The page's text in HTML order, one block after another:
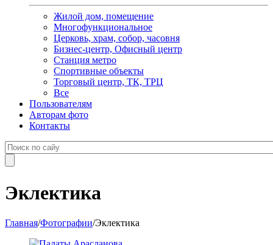
Жилой дом, помещение
Многофункциональное
Церковь, храм, собор, часовня
Бизнес-центр, Офисный центр
Станция метро
Спортивные объекты
Торговый центр, ТК, ТРЦ
Все
Пользователям
Авторам фото
Контакты
Эклектика
Главная/Фотографии/Эклектика